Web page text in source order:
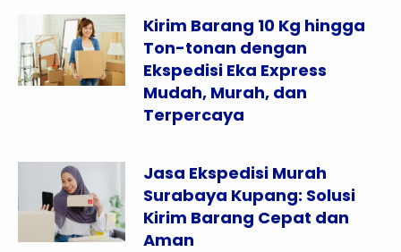
Kirim Barang 10 Kg hingga
Ton-tonan dengan
Ekspedisi Eka Express
Mudah, Murah, dan
Terpercaya
Jasa Ekspedisi Murah
Surabaya Kupang: Solusi
Kirim Barang Cepat dan
Aman